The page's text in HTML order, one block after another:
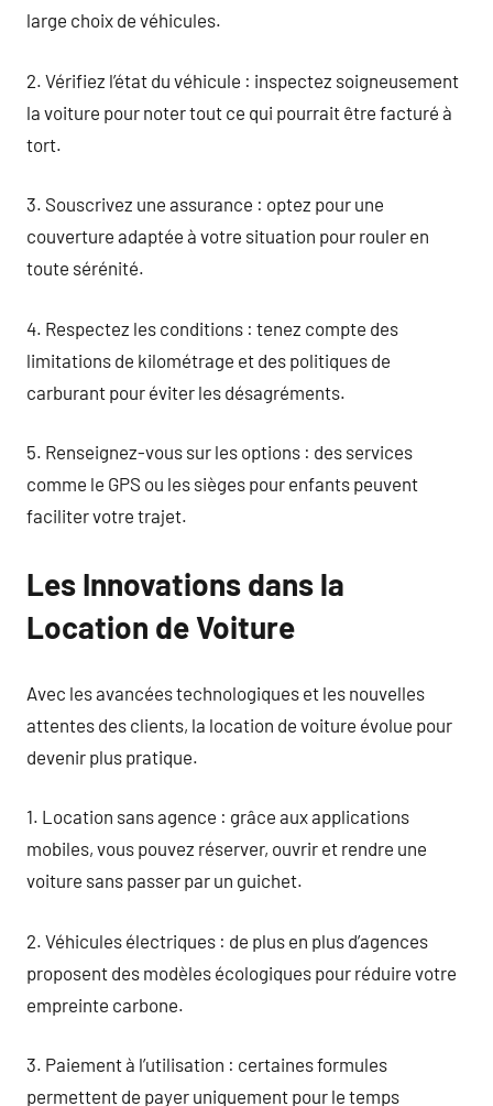
large choix de véhicules.
2. Vérifiez l’état du véhicule : inspectez soigneusement
la voiture pour noter tout ce qui pourrait être facturé à
tort.
3. Souscrivez une assurance : optez pour une
couverture adaptée à votre situation pour rouler en
toute sérénité.
4. Respectez les conditions : tenez compte des
limitations de kilométrage et des politiques de
carburant pour éviter les désagréments.
5. Renseignez-vous sur les options : des services
comme le GPS ou les sièges pour enfants peuvent
faciliter votre trajet.
Les Innovations dans la
Location de Voiture
Avec les avancées technologiques et les nouvelles
attentes des clients, la location de voiture évolue pour
devenir plus pratique.
1. Location sans agence : grâce aux applications
mobiles, vous pouvez réserver, ouvrir et rendre une
voiture sans passer par un guichet.
2. Véhicules électriques : de plus en plus d’agences
proposent des modèles écologiques pour réduire votre
empreinte carbone.
3. Paiement à l’utilisation : certaines formules
permettent de payer uniquement pour le temps